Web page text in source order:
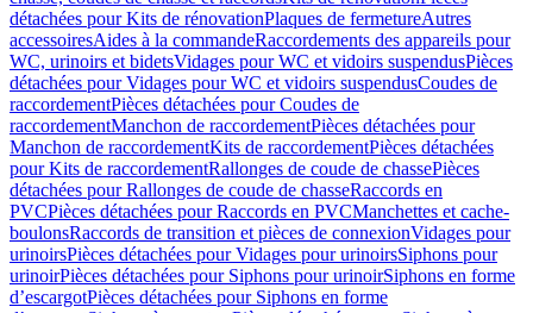
détachées pour Kits de rénovationPlaques de fermetureAutres
accessoiresAides à la commandeRaccordements des appareils pour
WC, urinoirs et bidetsVidages pour WC et vidoirs suspendusPièces
détachées pour Vidages pour WC et vidoirs suspendusCoudes de
raccordementPièces détachées pour Coudes de
raccordementManchon de raccordementPièces détachées pour
Manchon de raccordementKits de raccordementPièces détachées
pour Kits de raccordementRallonges de coude de chassePièces
détachées pour Rallonges de coude de chasseRaccords en
PVCPièces détachées pour Raccords en PVCManchettes et cache-
boulonsRaccords de transition et pièces de connexionVidages pour
urinoirsPièces détachées pour Vidages pour urinoirsSiphons pour
urinoirPièces détachées pour Siphons pour urinoirSiphons en forme
d’escargotPièces détachées pour Siphons en forme